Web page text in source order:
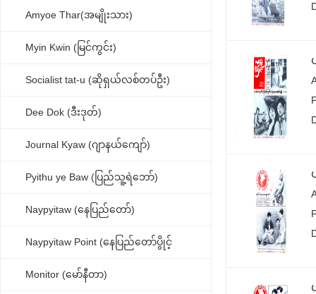
Amyoe Thar(အမျိုးသား)
Myin Kwin (မြင်ကွင်း)
Socialist tat-u (ဆိုရှယ်လစ်တပ်ဦး)
Dee Dok (ဒီးဒုတ်)
Journal Kyaw (ဂျာနယ်ကျော်)
Pyithu ye Baw (ပြည်သူ့ရဲဘော်)
Naypyitaw (နေပြည်တော်)
Naypyitaw Point (နေပြည်တော်ပွိုင့်
Monitor (မော်နီတာ)